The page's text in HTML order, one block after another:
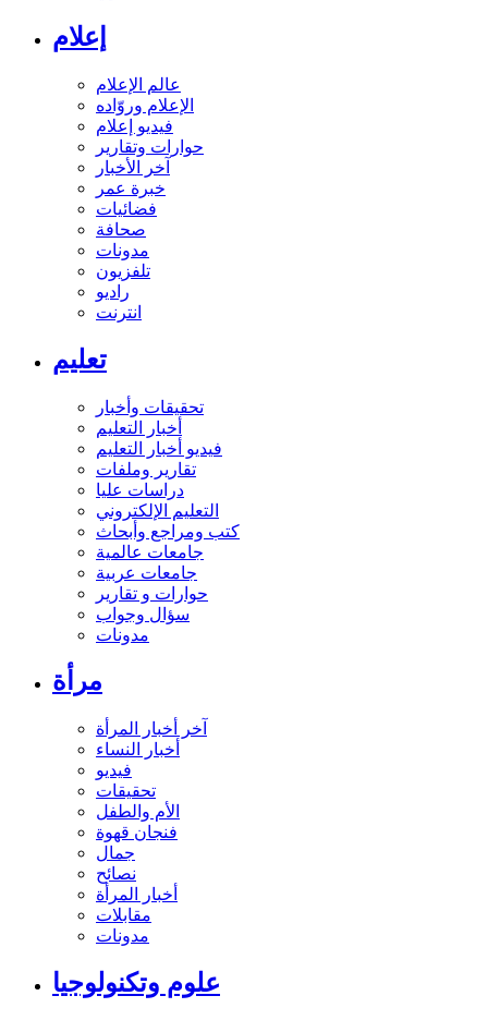
إعلام
عالم الإعلام
الإعلام وروّاده
فيديو إعلام
حوارات وتقارير
آخر الأخبار
خبرة عمر
فضائيات
صحافة
مدونات
تلفزيون
راديو
انترنت
تعليم
تحقيقات وأخبار
أخبار التعليم
فيديو أخبار التعليم
تقارير وملفات
دراسات عليا
التعليم الإلكتروني
كتب ومراجع وأبحاث
جامعات عالمية
جامعات عربية
حوارات و تقارير
سؤال وجواب
مدونات
مرأة
آخر أخبار المرأة
أخبار النساء
فيديو
تحقيقات
الأم والطفل
فنجان قهوة
جمال
نصائح
أخبار المرأة
مقابلات
مدونات
علوم وتكنولوجيا